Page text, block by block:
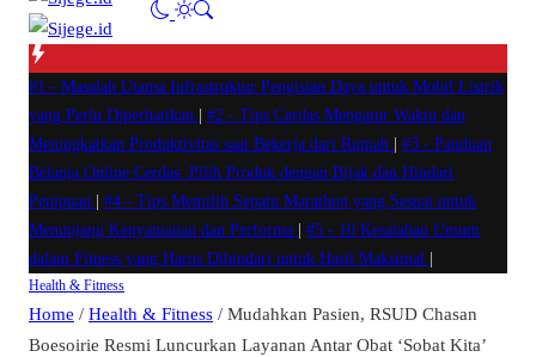
#1 - Masalah Utama Infrastruktur Pengisian Daya untuk Mobil Listrik
yang Perlu Diperhatikan
#2 - Tips Cerdas Mengatur Waktu dan
Meningkatkan Produktivitas saat Bekerja dari Rumah
#3 - Panduan
Belanja Online Cerdas: Pilih Produk dengan Bijak dan Hindari
Penipuan
#4 - Tips Memilih Sepatu Marathon yang Sesuai untuk
Menunjang Kenyamanan dan Performa
#5 - 10 Kesalahan Umum
dalam Fitness yang Harus Dihindari untuk Hasil Maksimal
Health & Fitness
Home / Health & Fitness / Mudahkan Pasien, RSUD Chasan
Boesoirie Resmi Luncurkan Layanan Antar Obat ‘Sobat Kita’